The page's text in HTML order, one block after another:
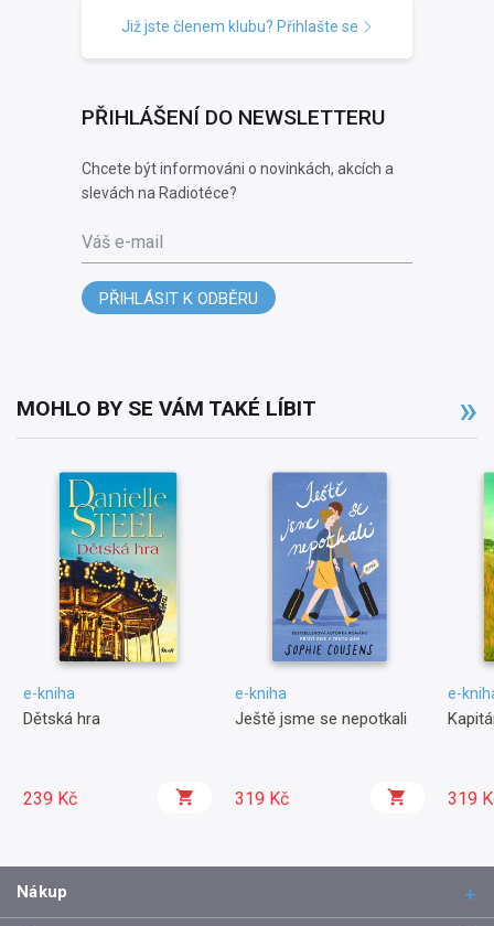
Již jste členem klubu? Přihlašte se
PŘIHLÁŠENÍ DO NEWSLETTERU
Chcete být informováni o novinkách, akcích a
slevách na Radiotéce?
Váš e-mail
PŘIHLÁSIT K ODBĚRU
MOHLO BY SE VÁM TAKÉ LÍBIT
e-kniha
Dětská hra
239 Kč
e-kniha
Ještě jsme se nepotkali
319 Kč
e-
319
Nákup